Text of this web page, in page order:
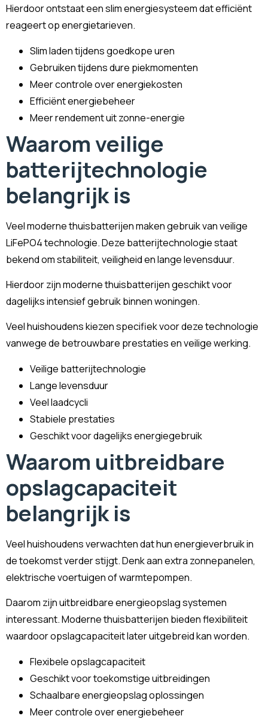
Hierdoor ontstaat een slim energiesysteem dat efficiënt
reageert op energietarieven.
Slim laden tijdens goedkope uren
Gebruiken tijdens dure piekmomenten
Meer controle over energiekosten
Efficiënt energiebeheer
Meer rendement uit zonne-energie
Waarom veilige
batterijtechnologie
belangrijk is
Veel moderne thuisbatterijen maken gebruik van veilige
LiFePO4 technologie. Deze batterijtechnologie staat
bekend om stabiliteit, veiligheid en lange levensduur.
Hierdoor zijn moderne thuisbatterijen geschikt voor
dagelijks intensief gebruik binnen woningen.
Veel huishoudens kiezen specifiek voor deze technologie
vanwege de betrouwbare prestaties en veilige werking.
Veilige batterijtechnologie
Lange levensduur
Veel laadcycli
Stabiele prestaties
Geschikt voor dagelijks energiegebruik
Waarom uitbreidbare
opslagcapaciteit
belangrijk is
Veel huishoudens verwachten dat hun energieverbruik in
de toekomst verder stijgt. Denk aan extra zonnepanelen,
elektrische voertuigen of warmtepompen.
Daarom zijn uitbreidbare energieopslag systemen
interessant. Moderne thuisbatterijen bieden flexibiliteit
waardoor opslagcapaciteit later uitgebreid kan worden.
Flexibele opslagcapaciteit
Geschikt voor toekomstige uitbreidingen
Schaalbare energieopslag oplossingen
Meer controle over energiebeheer